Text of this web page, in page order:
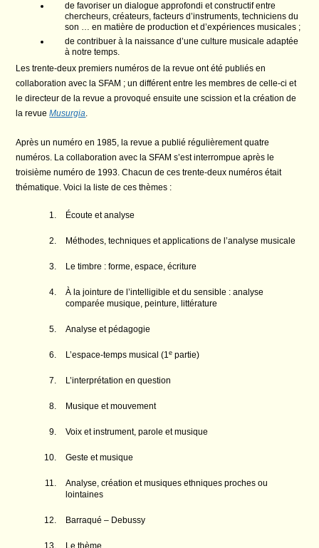
de favoriser un dialogue approfondi et constructif entre
chercheurs, créateurs, facteurs d’instruments, techniciens du
son … en matière de production et d’expériences musicales ;
de contribuer à la naissance d’une culture musicale adaptée
à notre temps.
Les trente-deux premiers numéros de la revue ont été publiés en
collaboration avec la SFAM ; un différent entre les membres de celle-ci et
le directeur de la revue a provoqué ensuite une scission et la création de
la revueMusurgia.
Après un numéro en 1985, la revue a publié régulièrement quatre
numéros. La collaboration avec la SFAM s’est interrompue après le
troisième numéro de 1993. Chacun de ces trente-deux numéros était
thématique. Voici la liste de ces thèmes :
Écoute et analyse
Méthodes, techniques et applications de l’analyse musicale
Le timbre : forme, espace, écriture
À la jointure de l’intelligible et du sensible : analyse
comparée musique, peinture, littérature
Analyse et pédagogie
L’espace-temps musical (1e partie)
L’interprétation en question
Musique et mouvement
Voix et instrument, parole et musique
Geste et musique
Analyse, création et musiques ethniques proches ou
lointaines
Barraqué – Debussy
Le thème